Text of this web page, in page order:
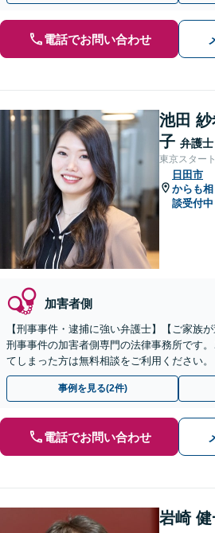
電話でお問い合わせ
池田 紗
子 弁護士
東京スター
日田市
からも相
談受付中
加害者側
【刑事事件・逮捕に強い弁護士】【ご家族
刑事事件の加害者側専門の法律事務所です
てしまった方は無料相談をご利用ください
対応】【弁護士待機中/当日中の電話相談可(
事例を見る(2件)
電話でお問い合わせ
岩崎 健